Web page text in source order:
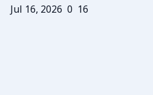
Jul 16, 2026 0 16